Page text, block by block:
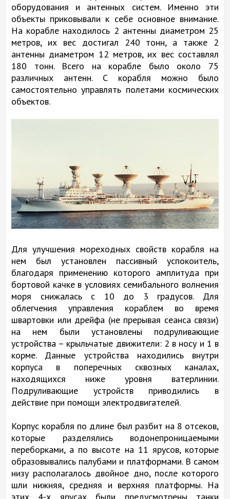
оборудования и антенных систем. Именно эти
объекты приковывали к себе основное внимание.
На корабле находилось 2 антенны диаметром 25
метров, их вес достигал 240 тонн, а также 2
антенны диаметром 12 метров, их вес составлял
180 тонн. Всего на корабле было около 75
различных антенн. С корабля можно было
самостоятельно управлять полетами космических
объектов.
Для улучшения мореходных свойств корабля на
нем был установлен пассивный успокоитель,
благодаря применению которого амплитуда при
бортовой качке в условиях семибального волнения
моря снижалась с 10 до 3 градусов. Для
облегчения управления кораблем во время
швартовки или дрейфа (не прерывая сеанса связи)
на нем были установлены подруливающие
устройства – крыльчатые движители: 2 в носу и 1 в
корме. Данные устройства находились внутри
корпуса в поперечных сквозных каналах,
находящихся ниже уровня ватерлинии.
Подруливающие устройств приводились в
действие при помощи электродвигателей.
Корпус корабля по длине был разбит на 8 отсеков,
которые разделялись водонепроницаемыми
переборками, а по высоте на 11 ярусов, которые
образовывались палубами и платформами. В самом
низу располагалось двойное дно, после которого
шли нижняя, средняя и верхняя платформы. На